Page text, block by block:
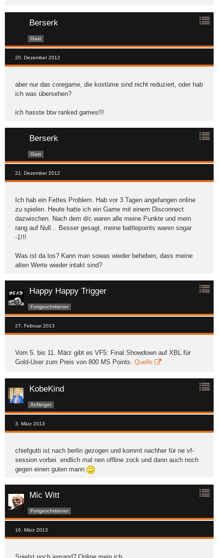
Berserk
Gast
20. Dezember 2012
aber nur das coregame, die kostüme sind nicht reduziert, oder hab
ich was übersehen?
ich hasste btw ranked games!!!
Berserk
Gast
21. Dezember 2012
Ich hab ein Fettes Problem. Hab vor 3 Tagen angefangen online
zu spielen. Heute hatte ich ein Game mit einem Disconnect
dazwischen. Nach dem d/c waren alle meine Punkte und mein
rang auf Null... Besser gesagt, meine battlepoints waren sogar
-1!!!
Was ist da los? Kann man sowas wieder beheben, dass meine
alten Werte wieder intakt sind?
Happy Happy Trigger
Fortgeschrittener
27. Februar 2013
Vom 5. bis 11. März gibt es VF5: Final Showdown auf XBL für
Gold-User zum Preis von 800 MS Points. Quelle
KobeKind
Anfänger
3. März 2013
chiefgutti ist nach berlin gezogen und kommt nachher für ne vf-
session vorbei. endlich mal nen offline zock und dann auch noch
gegen einen guten mann
Mic Witt
Fortgeschrittener
16. März 2013